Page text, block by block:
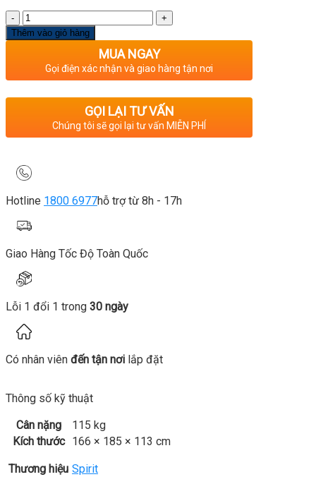
Số
lượng
Thêm vào giỏ hàng
MUA NGAY
Gọi điện xác nhận và giao hàng tận nơi
GỌI LẠI TƯ VẤN
Chúng tôi sẽ gọi lại tư vấn MIỄN PHÍ
Hotline 1800 6977hỗ trợ từ 8h - 17h
Giao Hàng Tốc Độ Toàn Quốc
Lỗi 1 đổi 1 trong 30 ngày
Có nhân viên đến tận nơi lắp đặt
Thông số kỹ thuật
Cân nặng
115 kg
Kích thước
166 × 185 × 113 cm
Thương hiệu Spirit